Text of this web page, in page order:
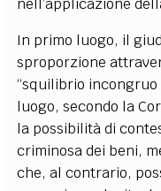
nell’applicazione
In primo luogo, il
sproporzione
“squilibrio incongruo
luogo, secondo la
la possibilità di
criminosa dei beni,
che, al contrario,